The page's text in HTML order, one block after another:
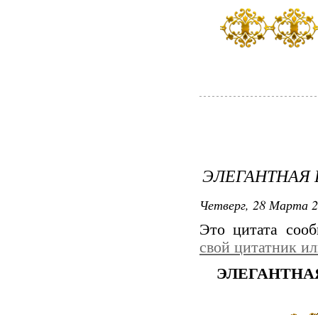
ЭЛЕГАНТНАЯ
Четверг, 28 Марта
Это цитата
свой цитатник